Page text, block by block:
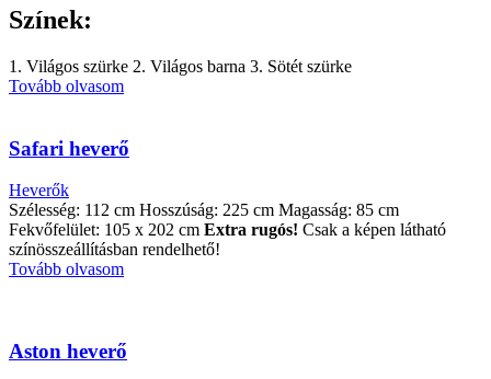
Színek:
1. Világos szürke 2. Világos barna 3. Sötét szürke
Tovább olvasom
Safari heverő
Heverők
Szélesség: 112 cm Hosszúság: 225 cm Magasság: 85 cm
Fekvőfelület: 105 x 202 cm Extra rugós! Csak a képen látható
színösszeállításban rendelhető!
Tovább olvasom
Aston heverő